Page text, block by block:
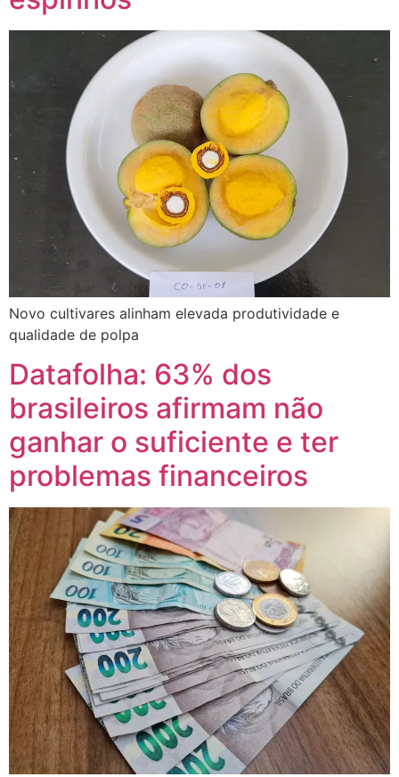
Novo cultivares alinham elevada produtividade e
qualidade de polpa
Datafolha: 63% dos
brasileiros afirmam não
ganhar o suficiente e ter
problemas financeiros